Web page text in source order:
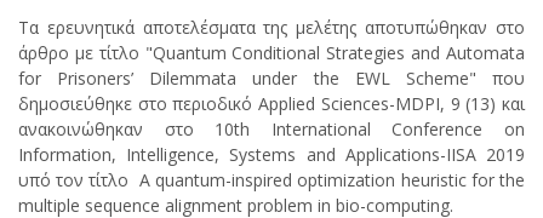
Τα ερευνητικά αποτελέσματα της μελέτης αποτυπώθηκαν στο
άρθρο με τίτλο "Quantum Conditional Strategies and Automata
for Prisoners’ Dilemmata under the EWL Scheme" που
δημοσιεύθηκε στο περιοδικό Applied Sciences-MDPI, 9 (13) και
ανακοινώθηκαν στο 10th International Conference on
Information, Intelligence, Systems and Applications-IISA 2019
υπό τον τίτλο A quantum-inspired optimization heuristic for the
multiple sequence alignment problem in bio-computing.